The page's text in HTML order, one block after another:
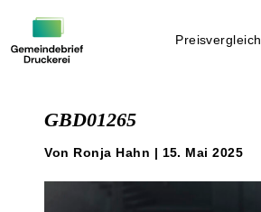
Preisvergleich
GBD01265
Von Ronja Hahn | 15. Mai 2025